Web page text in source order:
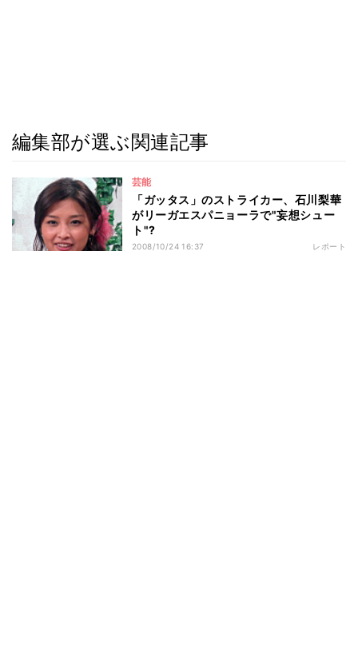
編集部が選ぶ関連記事
芸能
「ガッタス」のストライカー、石川梨華
がリーガエスパニョーラで"妄想シュー
ト"?
2008/10/24 16:37 レポート